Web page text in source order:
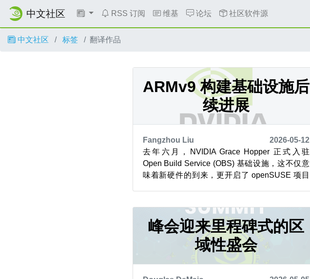
中文社区 RSS 订阅 维基 论坛 社区软件源
中文社区 标签 翻译作品
ARMv9 构建基础设施后
续进展
Fangzhou Liu
2026-05-12
去年六月，NVIDIA Grace Hopper 正式入驻
Open Build Service (OBS) 基础设施，这不仅意
味着新硬件的到来，更开启了 openSUSE 项目
板呈现的画面，比任何变更日志都更能说明问
题。横跨 x86_64、aa...
峰会迎来里程碑式的区
域性盛会